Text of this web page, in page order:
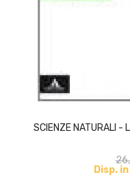
SCIENZE NATURALI -
Disp.